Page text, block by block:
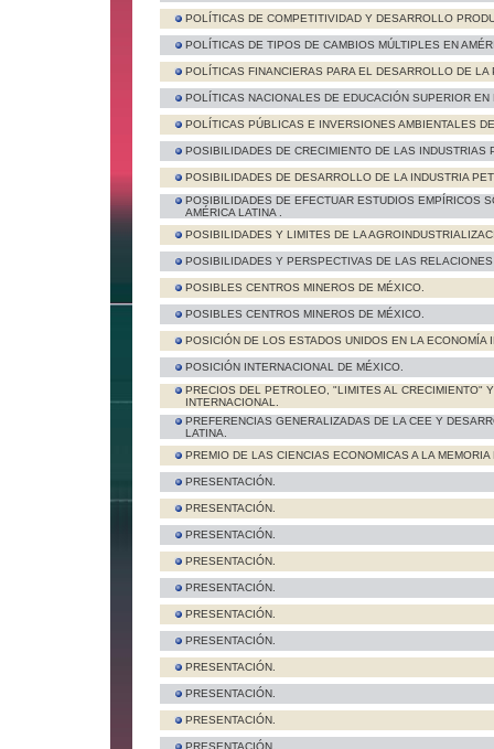
POLÍTICAS DE COMPETITIVIDAD Y DESARROLLO
POLÍTICAS DE TIPOS DE CAMBIOS MÚLTIPLES EN
POLÍTICAS FINANCIERAS PARA EL DESARROLLO DE LA
POLÍTICAS NACIONALES DE EDUCACIÓN SUPERIOR
POLÍTICAS PÚBLICAS E INVERSIONES AMBIENTALES
POSIBILIDADES DE CRECIMIENTO DE LAS INDUSTRIAS
POSIBILIDADES DE DESARROLLO DE LA INDUSTRIA
POSIBILIDADES DE EFECTUAR ESTUDIOS EMPÍRICOS
AMÉRICA LATINA .
POSIBILIDADES Y LIMITES DE LA
POSIBILIDADES Y PERSPECTIVAS DE LAS
POSIBLES CENTROS MINEROS DE MÉXICO.
POSIBLES CENTROS MINEROS DE MÉXICO.
POSICIÓN DE LOS ESTADOS UNIDOS EN LA ECONOMÍA
POSICIÓN INTERNACIONAL DE MÉXICO.
PRECIOS DEL PETROLEO, "LIMITES AL CRECIMIENTO"
INTERNACIONAL.
PREFERENCIAS GENERALIZADAS DE LA CEE Y
LATINA.
PREMIO DE LAS CIENCIAS ECONOMICAS A LA
PRESENTACIÓN.
PRESENTACIÓN.
PRESENTACIÓN.
PRESENTACIÓN.
PRESENTACIÓN.
PRESENTACIÓN.
PRESENTACIÓN.
PRESENTACIÓN.
PRESENTACIÓN.
PRESENTACIÓN.
PRESENTACIÓN.